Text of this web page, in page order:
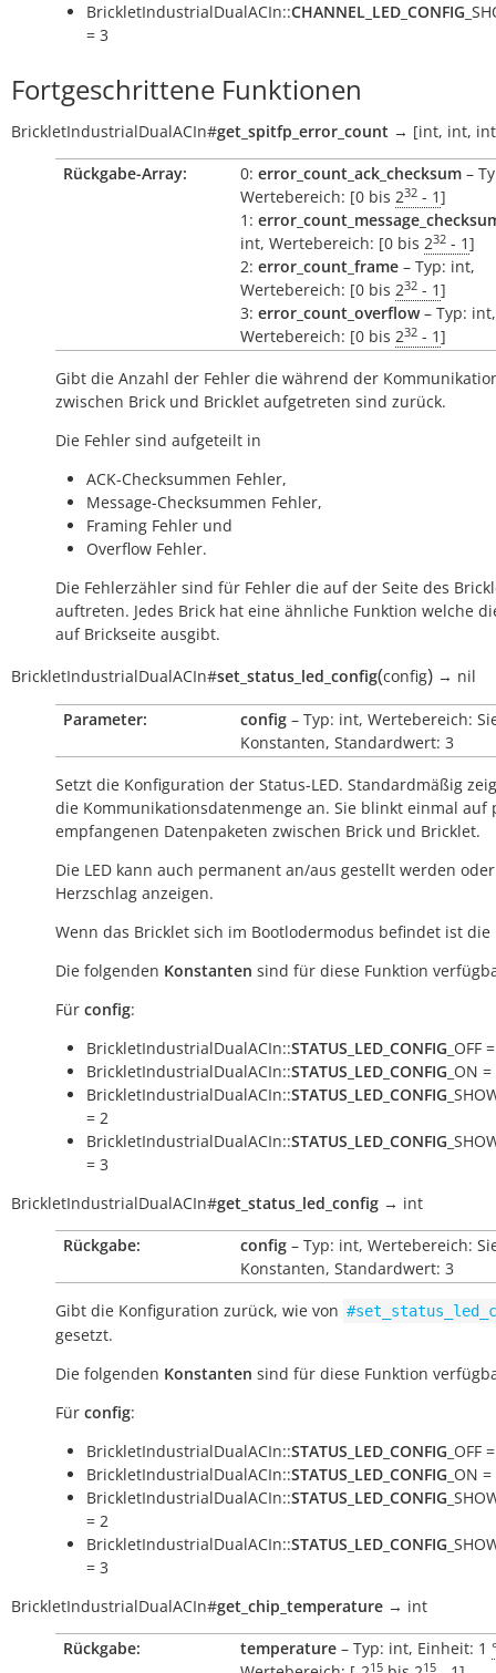
BrickletIndustrialDualACIn::CHANNEL_LED_CONFIG
= 3
Fortgeschrittene Funktionen
BrickletIndustrialDualACIn#get_spitfp_error_count → [int, int,
Rückgabe-Array:
0: error_count_ack_checksum –
Wertebereich: [0 bis 232 - 1]
1:
int, Wertebereich: [0 bis 232 - 1]
2: error_count_frame – Typ: int,
Wertebereich: [0 bis 232 - 1]
3: error_count_overflow– Typ: int,
Wertebereich: [0 bis 232 - 1]
Gibt die Anzahl der Fehler die während der
zwischen Brick und Bricklet aufgetreten sind zurück.
Die Fehler sind aufgeteilt in
ACK-Checksummen Fehler,
Message-Checksummen Fehler,
Framing Fehler und
Overflow Fehler.
Die Fehlerzähler sind für Fehler die auf der Seite des
auftreten. Jedes Brick hat eine ähnliche Funktion welche
auf Brickseite ausgibt.
BrickletIndustrialDualACIn#set_status_led_config(config) → nil
Parameter: config – Typ: int, Wertebereich:
Konstanten, Standardwert: 3
Setzt die Konfiguration der Status-LED. Standardmäßig
die Kommunikationsdatenmenge an. Sie blinkt einmal auf
empfangenen Datenpaketen zwischen Brick und Bricklet.
Die LED kann auch permanent an/aus gestellt werden
Herzschlag anzeigen.
Wenn das Bricklet sich im Bootlodermodus befindet ist die
Die folgenden Konstanten sind für diese Funktion
Für config:
BrickletIndustrialDualACIn::STATUS_LED_CONFIG _OFF
BrickletIndustrialDualACIn::STATUS_LED_CONFIG _ON
BrickletIndustrialDualACIn::STATUS_LED_CONFIG
= 2
BrickletIndustrialDualACIn::STATUS_LED_CONFIG
= 3
BrickletIndustrialDualACIn#get_status_led_config → int
Rückgabe:
config – Typ: int, Wertebereich:
Konstanten, Standardwert: 3
Gibt die Konfiguration zurück, wie von
gesetzt.
Die folgenden Konstanten sind für diese Funktion
Für config:
BrickletIndustrialDualACIn::STATUS_LED_CONFIG _OFF
BrickletIndustrialDualACIn::STATUS_LED_CONFIG _ON
BrickletIndustrialDualACIn::STATUS_LED_CONFIG
= 2
BrickletIndustrialDualACIn::STATUS_LED_CONFIG
= 3
BrickletIndustrialDualACIn#get_chip_temperature → int
Rückgabe:
temperature – Typ: int, Einheit: 1
15 15